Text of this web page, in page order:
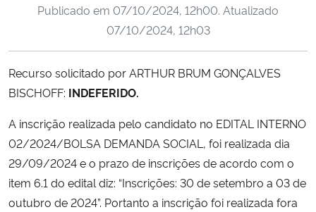
Ministério do Meio Ambiente
Ministério do Desenvolvimento Regional
Controladoria-Geral da União
Ministério da Mulher, da Família e dos Direitos Humanos
Publicado em 07/10/2024, 12h00. Atualizado
07/10/2024, 12h03
Recurso solicitado por ARTHUR BRUM GONÇALVES
BISCHOFF: INDEFERIDO.
A inscrição realizada pelo candidato no EDITAL INTERNO
02/2024/BOLSA DEMANDA SOCIAL, foi realizada dia
29/09/2024 e o prazo de inscrições de acordo com o
item 6.1 do edital diz: “Inscrições: 30 de setembro a 03 de
outubro de 2024”. Portanto a inscrição foi realizada fora